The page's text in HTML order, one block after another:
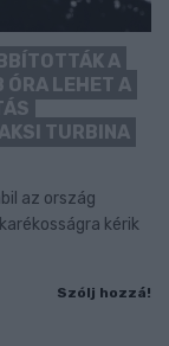
A
ÓRA LEHET A
TURBINA
az ország
kérik
Szólj hozzá!